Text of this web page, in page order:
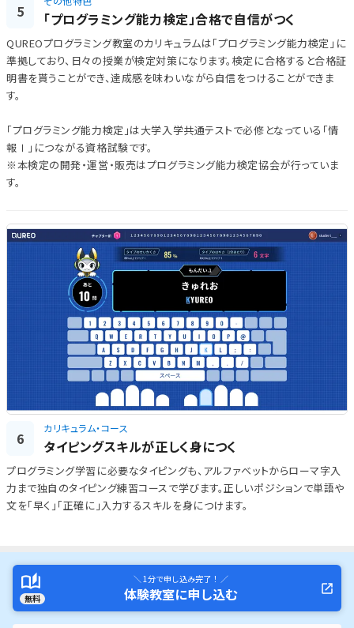
5 「プログラミング能力検定」合格で自信がつく
QUREOプログラミング教室のカリキュラムは「プログラミング能力検定」に
準拠しており、日々の授業が検定対策になります。検定に合格すると合格証
明書を貰うことができ、達成感を味わいながら自信をつけることができま
す。
「プログラミング能力検定」は大学入学共通テストで必修となっている「情
報Ⅰ」につながる資格試験です。
※本検定の開発・運営・販売はプログラミング能力検定協会が行っていま
す。
6
カリキュラム・コース
タイピングスキルが正しく身につく
プログラミング学習に必要なタイピングも、アルファベットからローマ字入
力まで独自のタイピング練習コースで学びます。正しいポジションで単語や
文を「早く」「正確に」入力するスキルを身につけます。
無料
＼ 1分で申し込み完了！ ／
体験教室に申し込む